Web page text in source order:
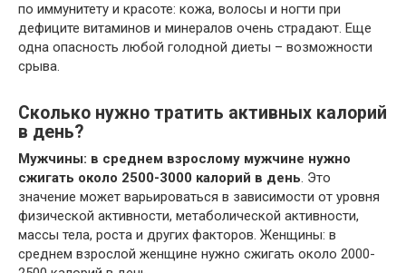
по иммунитету и красоте: кожа, волосы и ногти при
дефиците витаминов и минералов очень страдают. Еще
одна опасность любой голодной диеты – возможности
срыва.
Сколько нужно тратить активных калорий
в день?
Мужчины: в среднем взрослому мужчине нужно
сжигать около 2500-3000 калорий в день. Это
значение может варьироваться в зависимости от уровня
физической активности, метаболической активности,
массы тела, роста и других факторов. Женщины: в
среднем взрослой женщине нужно сжигать около 2000-